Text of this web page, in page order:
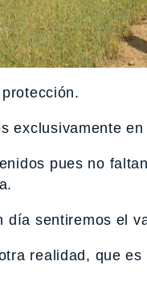
exclusivamente
pues no
día sentiremos el
realidad, que